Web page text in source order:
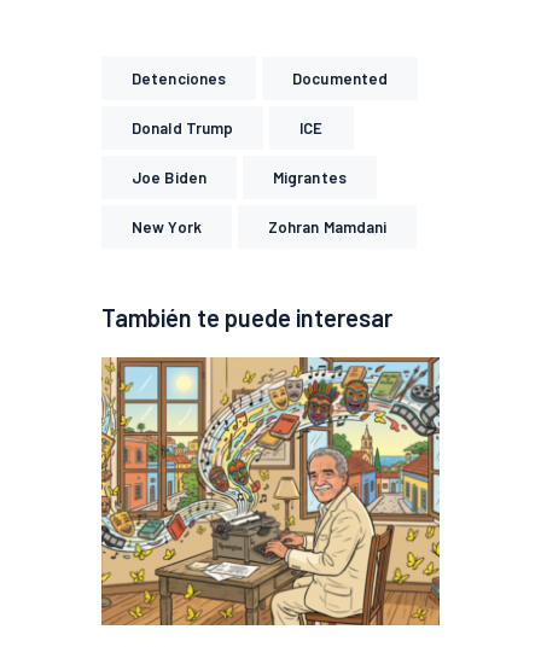
Detenciones Documented
Donald Trump ICE
Joe Biden Migrantes
New York Zohran Mamdani
También te puede interesar